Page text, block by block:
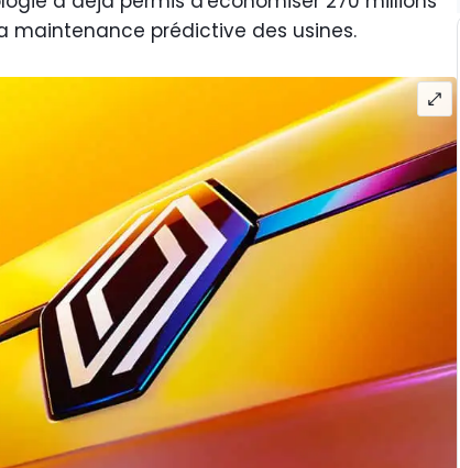
maintenance prédictive des usines.